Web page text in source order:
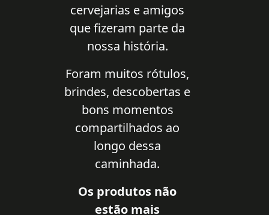
cervejarias e amigos
que fizeram parte da
nossa história.
Foram muitos rótulos,
brindes, descobertas e
bons momentos
compartilhados ao
longo dessa
caminhada.
Os produtos não
estão mais